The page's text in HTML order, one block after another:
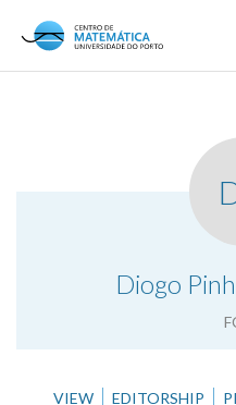
content
Diogo
VIEW EDITORSHIP